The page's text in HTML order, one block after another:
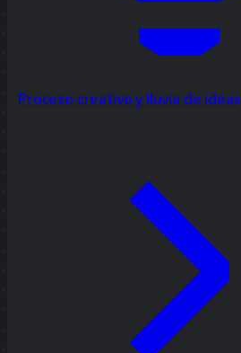
Proceso creativo y lluvia de ideas